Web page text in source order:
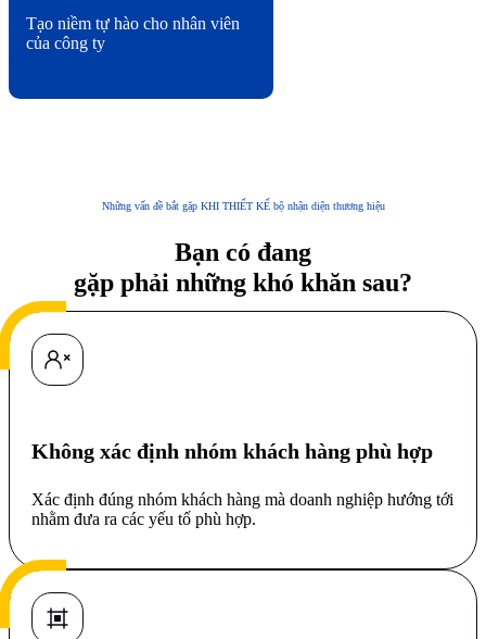
Tạo niềm tự hào cho nhân viên
của công ty
Những vấn đề bắt gặp KHI THIẾT KẾ bộ nhận diện thương hiệu
Bạn có đang
gặp phải những khó khăn sau?
Không xác định nhóm khách hàng phù hợp
Xác định đúng nhóm khách hàng mà doanh nghiệp hướng tới
nhằm đưa ra các yếu tố phù hợp.